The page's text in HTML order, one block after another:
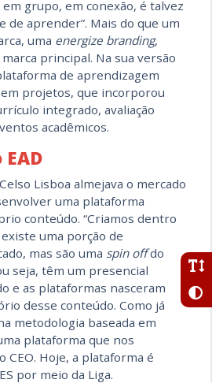
grupo, em conexão, é talvez
de aprender”. Mais do que um
uma energize branding,
principal. Na sua versão
de aprendizagem
projetos, que incorporou
integrado, avaliação
acadêmicos.
Lisboa almejava o mercado
uma plataforma
conteúdo. “Criamos dentro
uma porção de
mas são uma spin offdo
seja, têm um presencial
e as plataformas nasceram
desse conteúdo. Como já
metodologia baseada em
plataforma que nos
CEO. Hoje, a plataforma é
por meio da Liga.